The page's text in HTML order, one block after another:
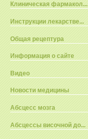
Клиническая фармакол...
Инструкции лекарстве...
Общая рецептура
Информация о сайте
Видео
Новости медицины
Абсцесс мозга
Абсцессы височной до...